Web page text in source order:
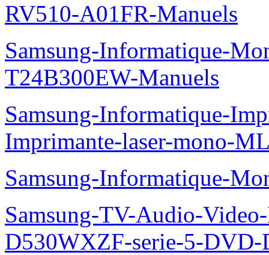
RV510-A01FR-Manuels
Samsung-Informatique-
T24B300EW-Manuels
Samsung-Informatique-
Imprimante-laser-mono-
Samsung-Informatique-
Samsung-TV-Audio-
D530WXZF-serie-5-DVD-